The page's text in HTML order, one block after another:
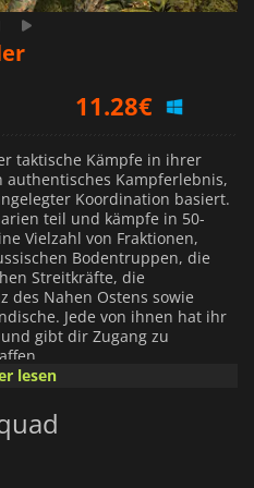
11.28€
13.49€
taktische Kämpfe in ihrer
authentisches Kampferlebnis,
Koordination basiert.
teil und kämpfe in 50-
Vielzahl von Fraktionen,
Bodentruppen, die
Streitkräfte, die
des Nahen Ostens sowie
Jede von ihnen hat ihr
gibt dir Zugang zu
mit deinen Teammitgliedern
zu entwickeln und dich mit
zu erringen.
Mittel, um den Feind zu
lesen